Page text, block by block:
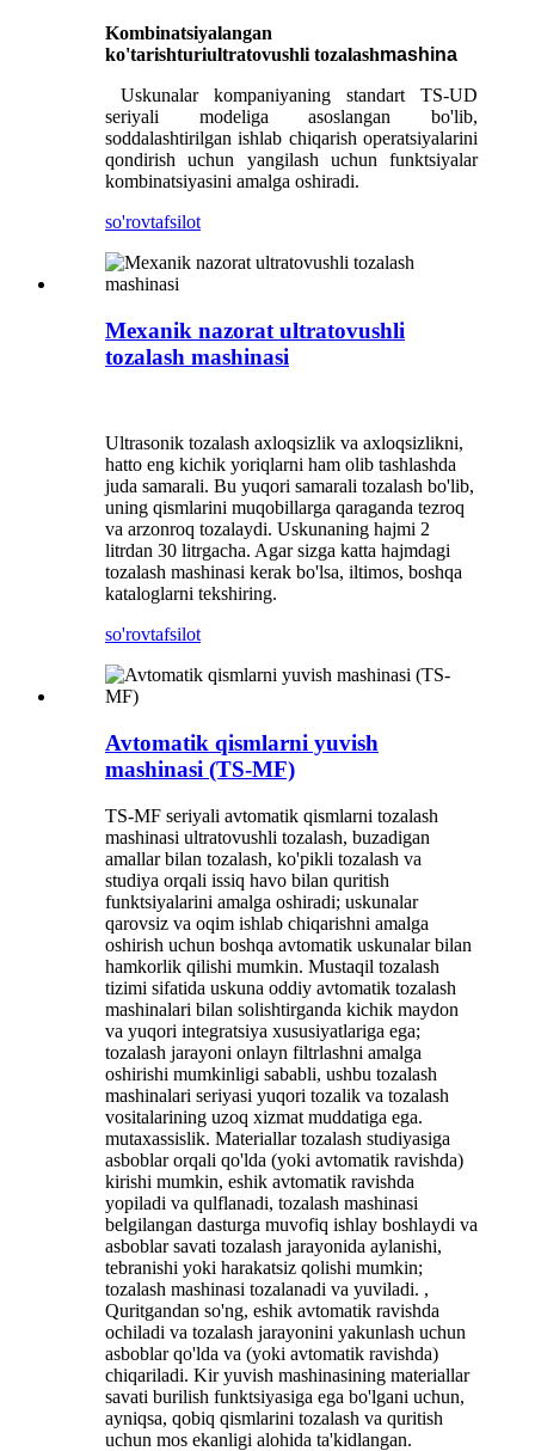
Kombinatsiyalangan
ko'tarishturiultratovushli tozalashmashina
Uskunalar kompaniyaning standart TS-UD
seriyali modeliga asoslangan bo'lib,
soddalashtirilgan ishlab chiqarish operatsiyalarini
qondirish uchun yangilash uchun funktsiyalar
kombinatsiyasini amalga oshiradi.
so'rovtafsilot
Mexanik nazorat ultratovushli
tozalash mashinasi
Ultrasonik tozalash axloqsizlik va axloqsizlikni,
hatto eng kichik yoriqlarni ham olib tashlashda
juda samarali. Bu yuqori samarali tozalash bo'lib,
uning qismlarini muqobillarga qaraganda tezroq
va arzonroq tozalaydi. Uskunaning hajmi 2
litrdan 30 litrgacha. Agar sizga katta hajmdagi
tozalash mashinasi kerak bo'lsa, iltimos, boshqa
kataloglarni tekshiring.
so'rovtafsilot
Avtomatik qismlarni yuvish
mashinasi (TS-MF)
TS-MF seriyali avtomatik qismlarni tozalash
mashinasi ultratovushli tozalash, buzadigan
amallar bilan tozalash, ko'pikli tozalash va
studiya orqali issiq havo bilan quritish
funktsiyalarini amalga oshiradi; uskunalar
qarovsiz va oqim ishlab chiqarishni amalga
oshirish uchun boshqa avtomatik uskunalar bilan
hamkorlik qilishi mumkin. Mustaqil tozalash
tizimi sifatida uskuna oddiy avtomatik tozalash
mashinalari bilan solishtirganda kichik maydon
va yuqori integratsiya xususiyatlariga ega;
tozalash jarayoni onlayn filtrlashni amalga
oshirishi mumkinligi sababli, ushbu tozalash
mashinalari seriyasi yuqori tozalik va tozalash
vositalarining uzoq xizmat muddatiga ega.
mutaxassislik. Materiallar tozalash studiyasiga
asboblar orqali qo'lda (yoki avtomatik ravishda)
kirishi mumkin, eshik avtomatik ravishda
yopiladi va qulflanadi, tozalash mashinasi
belgilangan dasturga muvofiq ishlay boshlaydi va
asboblar savati tozalash jarayonida aylanishi,
tebranishi yoki harakatsiz qolishi mumkin;
tozalash mashinasi tozalanadi va yuviladi. ,
Quritgandan so'ng, eshik avtomatik ravishda
ochiladi va tozalash jarayonini yakunlash uchun
asboblar qo'lda va (yoki avtomatik ravishda)
chiqariladi. Kir yuvish mashinasining materiallar
savati burilish funktsiyasiga ega bo'lgani uchun,
ayniqsa, qobiq qismlarini tozalash va quritish
uchun mos ekanligi alohida ta'kidlangan.